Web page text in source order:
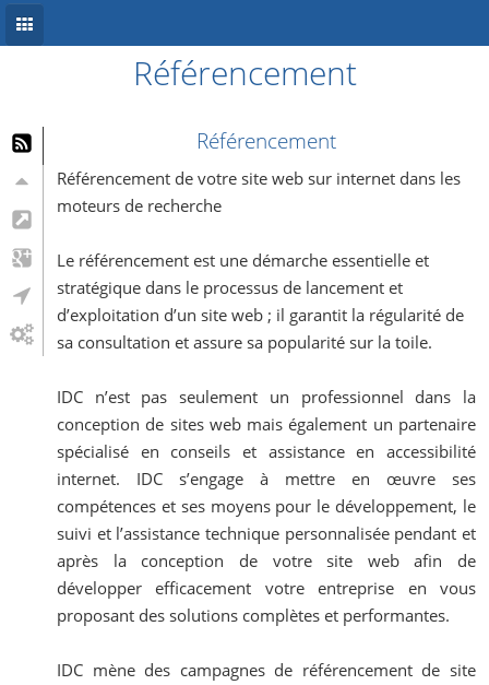
Développement mobile
Système d’information
Informations
Référencement
Référencement
Référencement de votre site web sur internet dans les
moteurs de recherche
Le référencement est une démarche essentielle et
stratégique dans le processus de lancement et
d’exploitation d’un site web ; il garantit la régularité de
sa consultation et assure sa popularité sur la toile.
IDC n’est pas seulement un professionnel dans la
conception de sites web mais également un partenaire
spécialisé en conseils et assistance en accessibilité
internet. IDC s’engage à mettre en œuvre ses
compétences et ses moyens pour le développement, le
suivi et l’assistance technique personnalisée pendant et
après la conception de votre site web afin de
développer efficacement votre entreprise en vous
proposant des solutions complètes et performantes.
IDC mène des campagnes de référencement de site